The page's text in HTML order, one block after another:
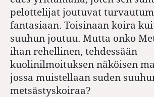
pelottelijat joutuvat
fantasiaan. Toisinaan koira
suuhun joutuu. Mutta onko
ihan rehellinen, tehdessään
kuolinilmoituksen näköisen
jossa muistellaan suden
metsästyskoiraa?